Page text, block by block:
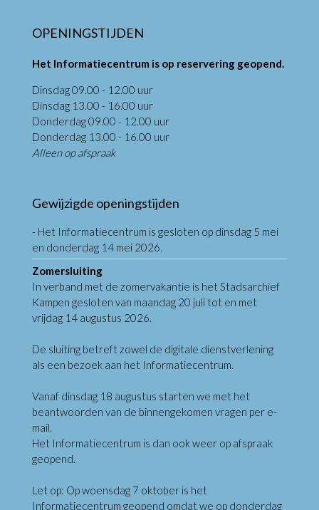
OPENINGSTIJDEN
Het Informatiecentrum is op reservering geopend.
Dinsdag 09.00 - 12.00 uur
Dinsdag 13.00 - 16.00 uur
Donderdag 09.00 - 12.00 uur
Donderdag 13.00 - 16.00 uur
Alleen op afspraak
Gewijzigde openingstijden
- Het Informatiecentrum is gesloten op dinsdag 5 mei
en donderdag 14 mei 2026.
Zomersluiting
In verband met de zomervakantie is het Stadsarchief
Kampen gesloten van maandag 20 juli tot en met
vrijdag 14 augustus 2026.
De sluiting betreft zowel de digitale dienstverlening
als een bezoek aan het Informatiecentrum.
Vanaf dinsdag 18 augustus starten we met het
beantwoorden van de binnengekomen vragen per e-
mail.
Het Informatiecentrum is dan ook weer op afspraak
geopend.
Let op: Op woensdag 7 oktober is het
Informatiecentrum geopend omdat we op donderdag